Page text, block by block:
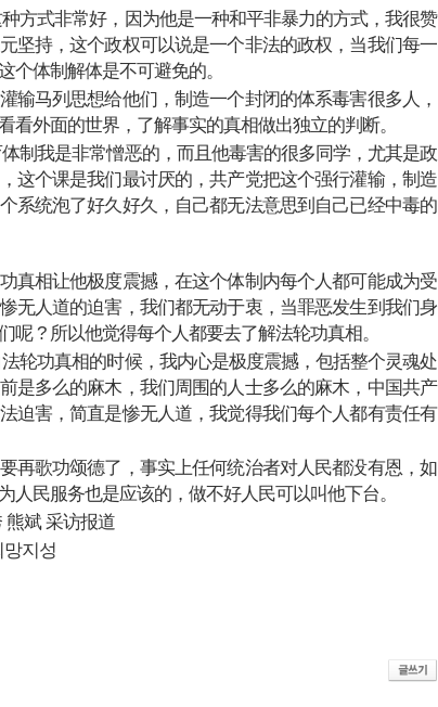
方式非常好，因为他是一种和平非暴力的方式，我很赞
坚持，这个政权可以说是一个非法的政权，当我们每一
个体制解体是不可避免的。
输马列思想给他们，制造一个封闭的体系毒害很多人，
看外面的世界，了解事实的真相做出独立的判断。
制我是非常憎恶的，而且他毒害的很多同学，尤其是政
这个课是我们最讨厌的，共产党把这个强行灌输，制造
系统泡了好久好久，自己都无法意思到自己已经中毒的
真相让他极度震撼，在这个体制内每个人都可能成为受
无人道的迫害，我们都无动于衷，当罪恶发生到我们身
呢 ? 所以他觉得每个人都要去了解法轮功真相。
轮功真相的时候，我内心是极度震撼，包括整个灵魂处
是多么的麻木，我们周围的人士多么的麻木，中国共产
迫害，简直是惨无人道，我觉得我们每个人都有责任有
再歌功颂德了，事实上任何统治者对人民都没有恩，如
人民服务也是应该的，做不好人民可以叫他下台。
熊斌 采访报道
망지성